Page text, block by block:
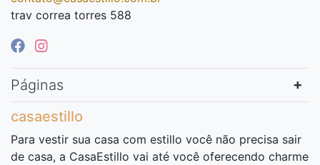
trav correa torres 588
Páginas
casaestillo
Para vestir sua casa com estillo você não precisa sair
de casa, a CasaEstillo vai até você oferecendo charme